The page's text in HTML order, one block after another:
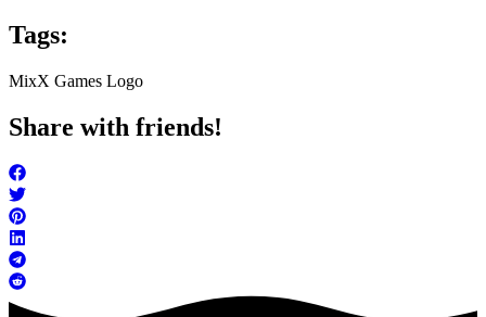
Tags:
MixX Games Logo
Share with friends!